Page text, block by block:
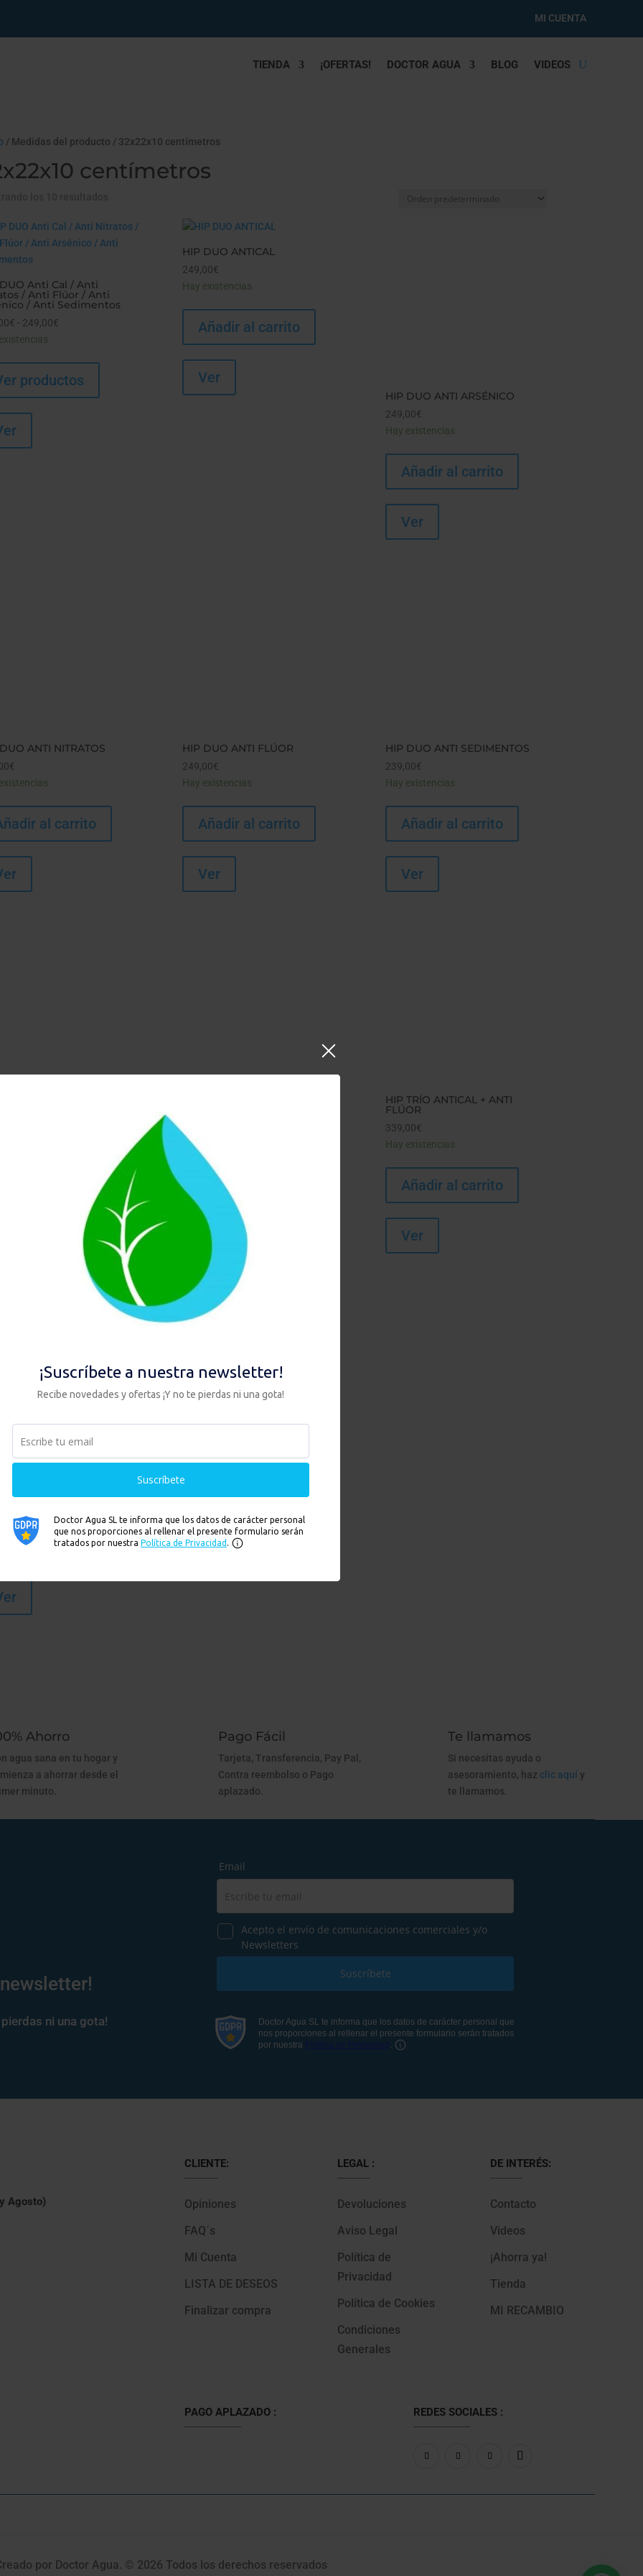
MI CUENTA
TIENDA ¡OFERTAS! DOCTOR AGUA BLOG VIDEOS
/ Medidas del producto / 32x22x10 centímetros
centímetros
Anti Cal / Anti
/ Anti Flúor / Anti
/ Anti Sedimentos
€ - 249,00€
239,00€
productos
HIP DUO ANTICAL
249,00€
Hay existencias
Añadir al carrito
Ver
HIP DUO ANTI ARSÉNICO
249,00€
Hay existencias
Añadir al carrito
Ver
ANTI NITRATOS
€
al carrito
HIP DUO ANTI FLÚOR
249,00€
Hay existencias
Añadir al carrito
Ver
HIP DUO ANTI SEDIMENTOS
239,00€
Hay existencias
Añadir al carrito
Ver
de agua HCP DUO
299,00€
Hay existencias
Añadir al carrito
Ver
HIP TRÍO ANTICAL + ANTI
FLÚOR
339,00€
Hay existencias
Añadir al carrito
Ver
ANTI SEDIMENTOS +
Añadir al carrito
Ahorro
agua sana en tu hogar y
a ahorrar desde el
minuto.
Pago Fácil
Tarjeta, Transferencia, Pay Pal,
Contra reembolso o Pago
aplazado.
Te llamamos
Si necesitas ayuda o
asesoramiento, haz clic aquíy
te llamamos.
ni una gota!
Agosto)
CLIENTE:
Opiniones
FAQ´s
Mi Cuenta
LISTA DE DESEOS
Finalizar compra
LEGAL :
Devoluciones
Aviso Legal
Política de
Privacidad
Política de Cookies
Condiciones
Generales
DE INTERÉS:
Contacto
Videos
¡Ahorra ya!
Tienda
MI RECAMBIO
PAGO APLAZADO : REDES SOCIALES :
por Doctor Agua. © 2026 Todos los derechos reservados